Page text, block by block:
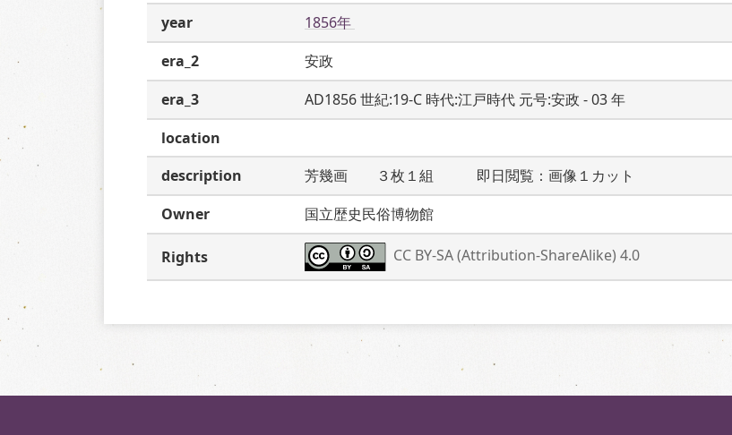
year
1856年
era_2
安政
era_3
AD1856 世紀:19-C 時代:江戸時代 元号:安政 - 03 年
location
description
芳幾画　　３枚１組　　　即日閲覧：画像１カット
Owner
国立歴史民俗博物館
Rights CC BY-SA (Attribution-ShareAlike) 4.0